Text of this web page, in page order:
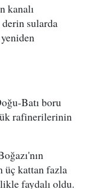
kanalı
sularda
Batı boru
rafinerilerinin
üç kattan fazla
faydalı oldu.